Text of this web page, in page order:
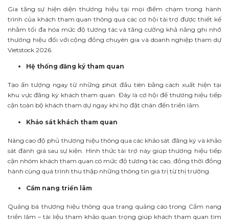
Gia tăng sự hiện diện thương hiệu tại mọi điểm chạm trong hành
trình của khách tham quan thông qua các cơ hội tài trợ được thiết kế
nhằm tối đa hóa mức độ tương tác và tăng cường khả năng ghi nhớ
thương hiệu đối với cộng đồng chuyên gia và doanh nghiệp tham dự
Vietstock 2026.
Hệ thống đăng ký tham quan
Tạo ấn tượng ngay từ những phút đầu tiên bằng cách xuất hiện tại
khu vực đăng ký khách tham quan. Đây là cơ hội để thương hiệu tiếp
cận toàn bộ khách tham dự ngay khi họ đặt chân đến triển lãm.
Khảo sát khách tham quan
Nâng cao độ phủ thương hiệu thông qua các khảo sát đăng ký và khảo
sát đánh giá sau sự kiện. Hình thức tài trợ này giúp thương hiệu tiếp
cận nhóm khách tham quan có mức độ tương tác cao, đồng thời đồng
hành cùng quá trình thu thập những thông tin giá trị từ thị trường.
Cẩm nang triển lãm
Quảng bá thương hiệu thông qua trang quảng cáo trong Cẩm nang
triển lãm – tài liệu tham khảo quan trọng giúp khách tham quan tìm